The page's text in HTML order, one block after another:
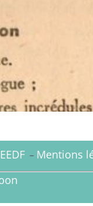
EEDF – Mentions